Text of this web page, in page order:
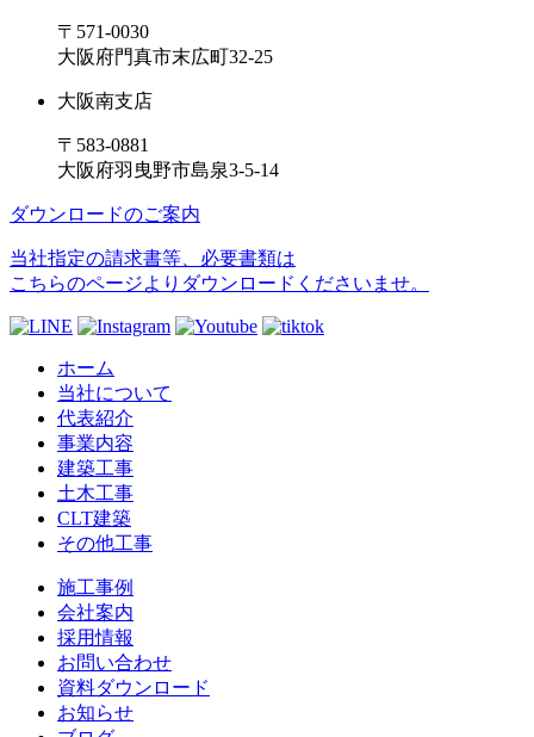
〒571-0030
大阪府門真市末広町32-25
大阪南支店
〒583-0881
大阪府羽曳野市島泉3-5-14
ダウンロードのご案内
当社指定の請求書等、必要書類は
こちらのページよりダウンロードくださいませ。
ホーム
当社について
代表紹介
事業内容
建築工事
土木工事
CLT建築
その他工事
施工事例
会社案内
採用情報
お問い合わせ
資料ダウンロード
お知らせ